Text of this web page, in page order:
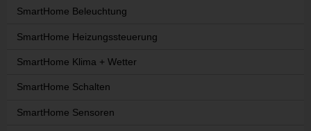
SmartHome Beleuchtung
SmartHome Heizungssteuerung
SmartHome Klima + Wetter
SmartHome Schalten
SmartHome Sensoren